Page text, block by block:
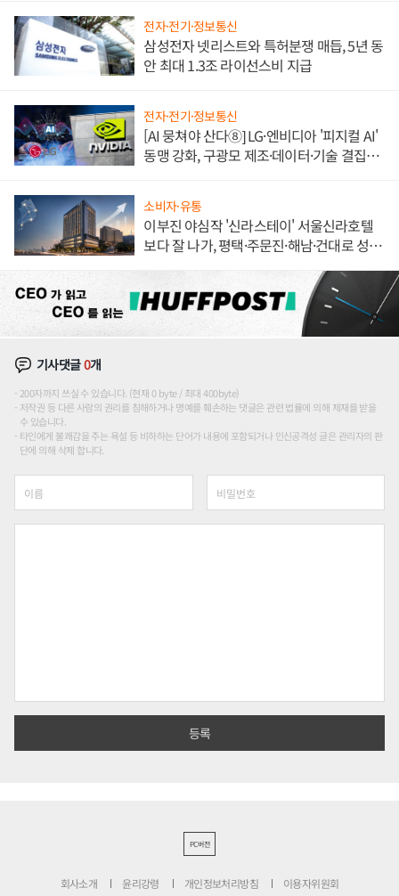
전자·전기·정보통신
삼성전자 넷리스트와 특허분쟁 매듭, 5년 동
안 최대 1.3조 라이선스비 지급
전자·전기·정보통신
[AI 뭉쳐야 산다⑧] LG·엔비디아 '피지컬 AI'
동맹 강화, 구광모 제조·데이터·기술 결집
소비자·유통
이부진 야심작 '신라스테이' 서울신라호텔
보다 잘 나가, 평택·주문진·해남·건대로 성
기사댓글0개
200자까지 쓰실 수 있습니다. (현재 0 byte / 최대 400byte)
저작권 등 다른 사람의 권리를 침해하거나 명예를 훼손하는 댓글은 관련 법률에 의해 제재를 받을
수 있습니다.
타인에게 불쾌감을 주는 욕설 등 비하하는 단어가 내용에 포함되거나 인신공격성 글은 관리자의 판
단에 의해 삭제 합니다.
PC버전
회사소개 윤리강령 개인정보처리방침 이용자위원회